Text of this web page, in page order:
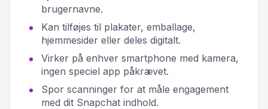
brugernavne.
Kan tilføjes til plakater, emballage,
hjemmesider eller deles digitalt.
Virker på enhver smartphone med kamera,
ingen speciel app påkrævet.
Spor scanninger for at måle engagement
med dit Snapchat indhold.